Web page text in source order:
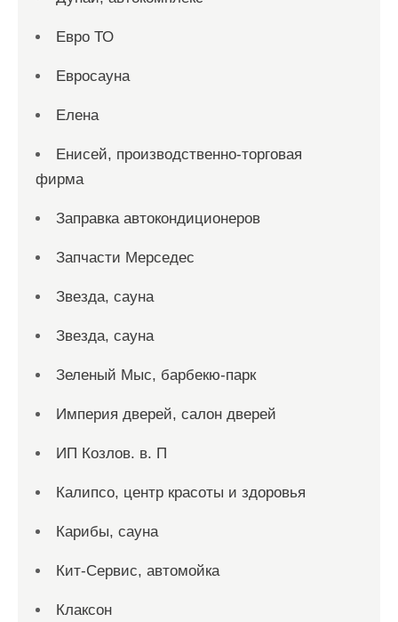
Евро ТО
Евросауна
Елена
Енисей, производственно-торговая
фирма
Заправка автокондиционеров
Запчасти Мерседес
Звезда, сауна
Звезда, сауна
Зеленый Мыс, барбекю-парк
Империя дверей, салон дверей
ИП Козлов. в. П
Калипсо, центр красоты и здоровья
Карибы, сауна
Кит-Сервис, автомойка
Клаксон